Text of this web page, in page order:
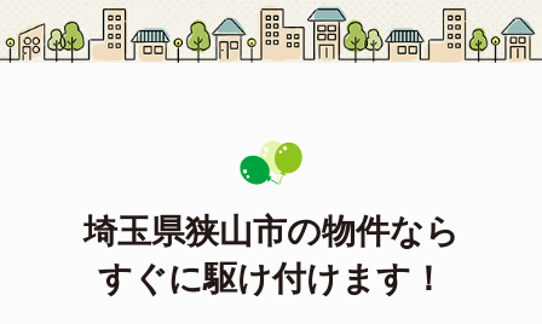
埼玉県狭山市の物件なら
すぐに駆け付けます！